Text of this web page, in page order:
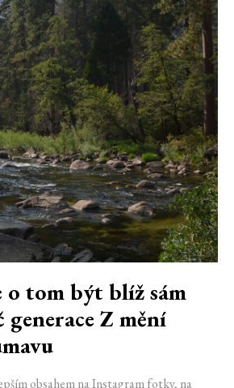
o tom být blíž sám
generace Z mění
obsahem na Instagram fotky, na